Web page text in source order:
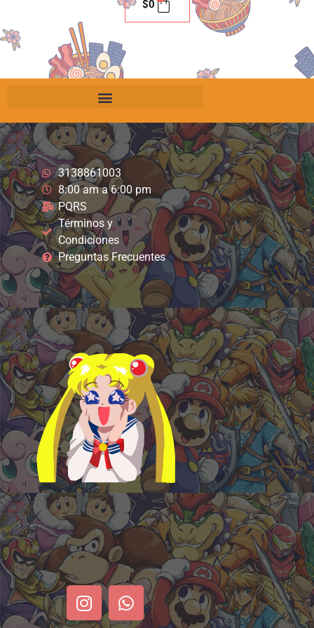
$0
3138861003
8:00 am a 6:00 pm
PQRS
Términos y
Condiciones
Preguntas Frecuentes